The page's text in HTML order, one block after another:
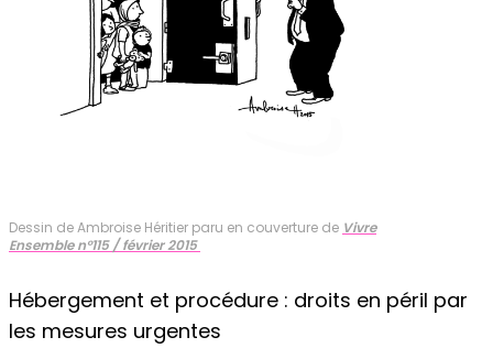
Dessin de Ambroise Héritier paru en couverture de Vivre
Ensemble n°115 / février 2015
Hébergement et procédure : droits en péril par
les mesures urgentes